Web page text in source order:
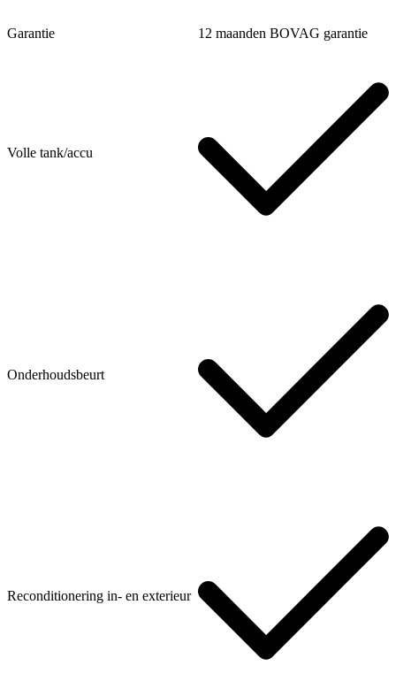
Garantie 12 maanden BOVAG garantie
Volle tank/accu
Onderhoudsbeurt
Reconditionering in- en exterieur